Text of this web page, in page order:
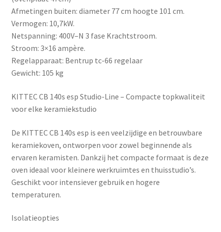
Afmetingen buiten: diameter 77 cm hoogte 101 cm.
Vermogen: 10,7kW.
Netspanning: 400V–N 3 fase Krachtstroom.
Stroom: 3×16 ampère.
Regelapparaat: Bentrup tc-66 regelaar
Gewicht: 105 kg
KITTEC CB 140s esp Studio-Line – Compacte topkwaliteit
voor elke keramiekstudio
De KITTEC CB 140s esp is een veelzijdige en betrouwbare
keramiekoven, ontworpen voor zowel beginnende als
ervaren keramisten. Dankzij het compacte formaat is deze
oven ideaal voor kleinere werkruimtes en thuisstudio’s.
Geschikt voor intensiever gebruik en hogere
temperaturen.
Isolatieopties